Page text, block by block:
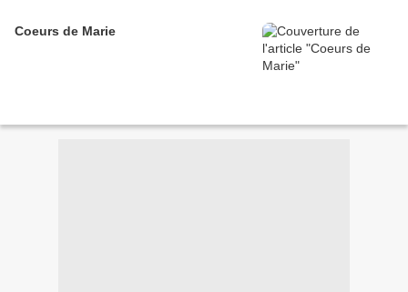
Coeurs de Marie